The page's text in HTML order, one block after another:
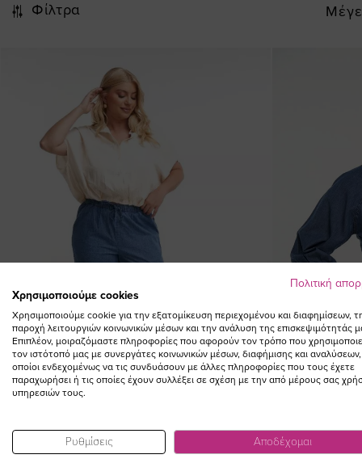
Φίλτρα
Πολιτική
Χρησιμοποιούμε cookies
Χρησιμοποιούμε cookie για την εξατομίκευση περιεχομένου και διαφημίσεων,
παροχή λειτουργιών κοινωνικών μέσων και την ανάλυση της επισκεψιμότητάς
Επιπλέον, μοιραζόμαστε πληροφορίες που αφορούν τον τρόπο που
τον ιστότοπό μας με συνεργάτες κοινωνικών μέσων, διαφήμισης και αναλύσεων,
οποίοι ενδεχομένως να τις συνδυάσουν με άλλες πληροφορίες που τους έχετε
παραχωρήσει ή τις οποίες έχουν συλλέξει σε σχέση με την από μέρους σας
υπηρεσιών τους.
Ρυθμίσεις Αποδέχομαι